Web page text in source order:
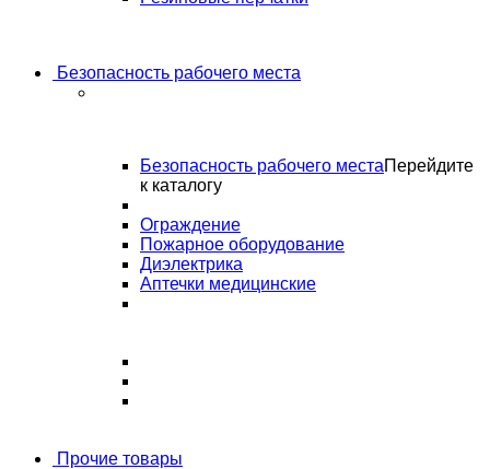
Безопасность рабочего места
Безопасность рабочего местаПерейдите
к каталогу
Ограждение
Пожарное оборудование
Диэлектрика
Аптечки медицинские
Прочие товары